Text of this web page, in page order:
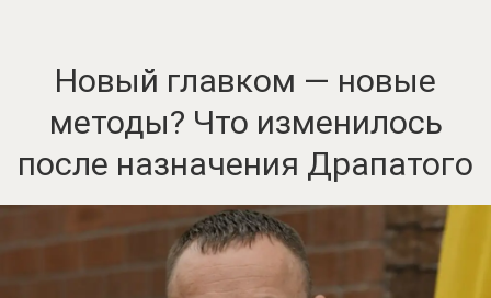
Новый главком — новые
методы? Что изменилось
после назначения Драпатого